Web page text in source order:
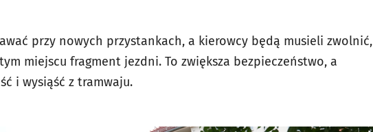
przy nowych przystankach, a kierowcy będą musieli zwolnić,
miejscu fragment jezdni. To zwiększa bezpieczeństwo, a
i wysiąść z tramwaju.